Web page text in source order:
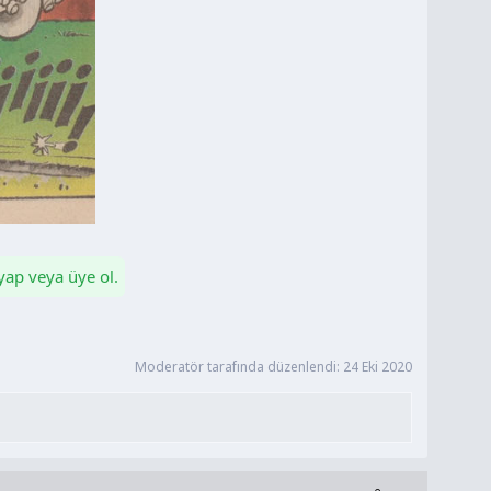
veya üye ol.
Moderatör tarafında düzenlendi: 24 Eki 2020